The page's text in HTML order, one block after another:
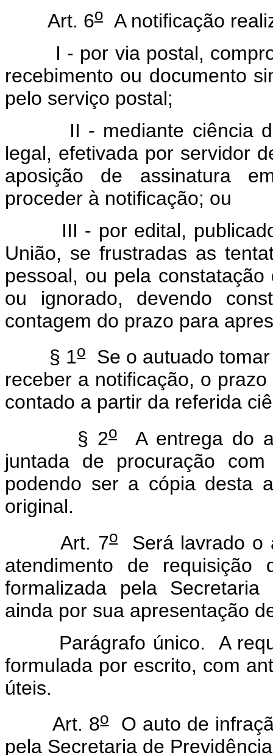
Art. 6o A notificação
I - por via postal,
recebimento ou documento
pelo serviço postal;
II - mediante ciência do
legal, efetivada por servidor
aposição de assinatura
proceder à notificação; ou
III - por edital, publicado
União, se frustradas as
pessoal, ou pela
ou ignorado, devendo
contagem do prazo para
§ 1oSe o autuado tomar
receber a notificação, o
contado a partir da referida
§ 2o
A entrega do
juntada de procuração
podendo ser a cópia desta
original.
Art. 7oSerá lavrado o
atendimento de requisição
formalizada pela
ainda por sua apresentação
Parágrafo único. A
formulada por escrito, com
úteis.
Art. 8oO auto de
pela Secretaria de